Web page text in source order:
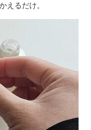
えるだけ。